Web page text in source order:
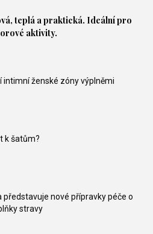
teplá a praktická. Ideální pro
aktivity.
intimní ženské zóny výplněmi
k šatům?
představuje nové přípravky péče o
stravy